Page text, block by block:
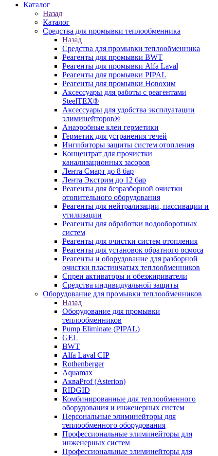
Каталог
Назад
Каталог
Средства для промывки теплообменника
Назад
Средства для промывки теплообменника
Реагенты для промывки BWT
Реагенты для промывки Alfa Laval
Реагенты для промывки PIPAL
Реагенты для промывки Новохим
Аксессуары для работы с реагентами
SteelTEX®
Аксессуары для удобства эксплуатации
элиминейторов®
Анаэробные клеи герметики
Герметик для устранения течей
Ингибиторы защиты систем отопления
Концентрат для прочистки
канализационных засоров
Лента Смарт до 8 бар
Лента Экстрим до 12 бар
Реагенты для безразборной очистки
отопительного оборудования
Реагенты для нейтрализации, пассивации и
утилизации
Реагенты для обработки водооборотных
систем
Реагенты для очистки систем отопления
Реагенты для установок обратного осмоса
Реагенты и оборудование для разборной
очистки пластинчатых теплообменников
Спреи активаторы и обезжириватели
Средства индивидуальной защиты
Оборудование для промывки теплообменников
Назад
Оборудование для промывки
теплообменников
Pump Eliminate (PIPAL)
GEL
BWT
Alfa Laval CIP
Rothenberger
Aquamax
АкваProf (Asterion)
RIDGID
Комбинированные для теплообменного
оборудования и инженерных систем
Персональные элиминейторы для
теплообменного оборудования
Профессиональные элиминейторы для
инженерных систем
Профессиональные элиминейторы для